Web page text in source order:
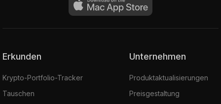
Erkunden
Krypto-Portfolio-Tracker
Tauschen
Unternehmen
Produktaktualisierungen
Preisgestaltung